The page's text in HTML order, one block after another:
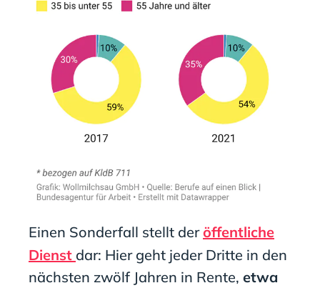
Einen Sonderfall stellt deröffentliche
Dienst dar: Hier geht jeder Dritte in den
nächsten zwölf Jahren in Rente, etwa